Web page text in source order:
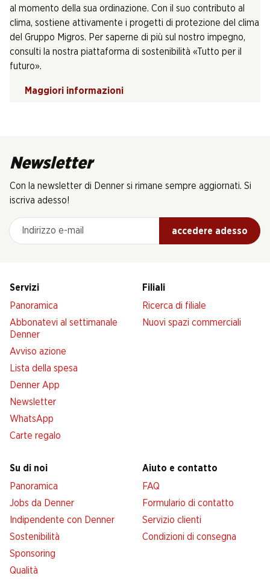
al momento della sua ordinazione. Con il suo contributo al
clima, sostiene attivamente i progetti di protezione del clima
del Gruppo Migros. Per saperne di più sul nostro impegno,
consulti la nostra piattaforma di sostenibilità «Tutto per il
futuro».
Maggiori informazioni
Newsletter
Con la newsletter di Denner si rimane sempre aggiornati. Si
iscriva adesso!
Indirizzo e-mail
accedere adesso
Servizi
Panoramica
Abbonatevi al settimanale
Denner
Avviso azione
Lista della spesa
Denner App
Newsletter
WhatsApp
Carte regalo
Filiali
Ricerca di filiale
Nuovi spazi commerciali
Su di noi
Panoramica
Jobs da Denner
Indipendente con Denner
Sostenibilità
Sponsoring
Qualità
Aiuto e contatto
FAQ
Formulario di contatto
Servizio clienti
Condizioni di consegna